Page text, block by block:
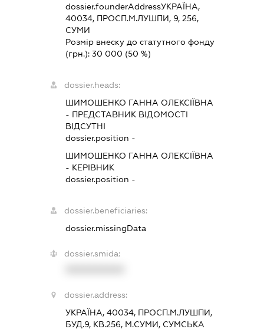
dossier.founderAddressУКРАЇНА,
40034, ПРОСП.М.ЛУШПИ, 9, 256,
СУМИ
Розмір внеску до статутного фонду
(грн.): 30 000 (50 %)
dossier.heads:
ШИМОШЕНКО ГАННА ОЛЕКСІЇВНА
- ПРЕДСТАВНИК ВІДОМОСТІ
ВІДСУТНІ
dossier.position -
ШИМОШЕНКО ГАННА ОЛЕКСІЇВНА
- КЕРІВНИК
dossier.position -
dossier.beneficiaries:
dossier.missingData
dossier.smida:
dossier.address:
УКРАЇНА, 40034, ПРОСП.М.ЛУШПИ,
БУД.9, КВ.256, М.СУМИ, СУМСЬКА